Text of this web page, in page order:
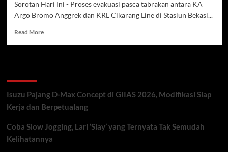
Sorotan Hari Ini - Proses evakuasi pasca tabrakan antara KA
Argo Bromo Anggrek dan KRL Cikarang Line di Stasiun Bekasi...
Read MoreRead
Ditutup,
Evakuasi
Update
Terbaru
Isuzu Pajang D-Max Concept di GIIAS 2026, Modifikasi Siap
Kerja dan Berpetualang
Coba Slow Jogging, Lari ‘Slay’ yang Ternyata Tak Semudah
Kelihatannya